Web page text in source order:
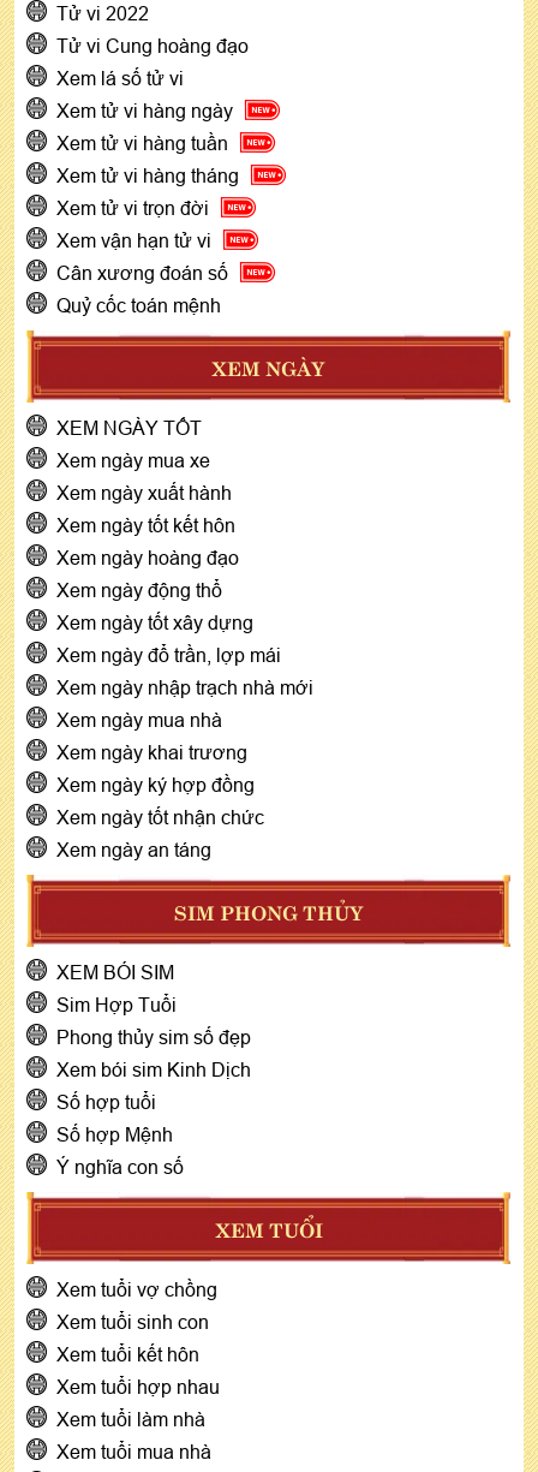
Tử vi 2022
Tử vi Cung hoàng đạo
Xem lá số tử vi
Xem tử vi hàng ngày
Xem tử vi hàng tuần
Xem tử vi hàng tháng
Xem tử vi trọn đời
Xem vận hạn tử vi
Cân xương đoán số
Quỷ cốc toán mệnh
XEM NGÀY
XEM NGÀY TỐT
Xem ngày mua xe
Xem ngày xuất hành
Xem ngày tốt kết hôn
Xem ngày hoàng đạo
Xem ngày động thổ
Xem ngày tốt xây dựng
Xem ngày đổ trần, lợp mái
Xem ngày nhập trạch nhà mới
Xem ngày mua nhà
Xem ngày khai trương
Xem ngày ký hợp đồng
Xem ngày tốt nhận chức
Xem ngày an táng
SIM PHONG THỦY
XEM BÓI SIM
Sim Hợp Tuổi
Phong thủy sim số đẹp
Xem bói sim Kinh Dịch
Số hợp tuổi
Số hợp Mệnh
Ý nghĩa con số
XEM TUỔI
Xem tuổi vợ chồng
Xem tuổi sinh con
Xem tuổi kết hôn
Xem tuổi hợp nhau
Xem tuổi làm nhà
Xem tuổi mua nhà